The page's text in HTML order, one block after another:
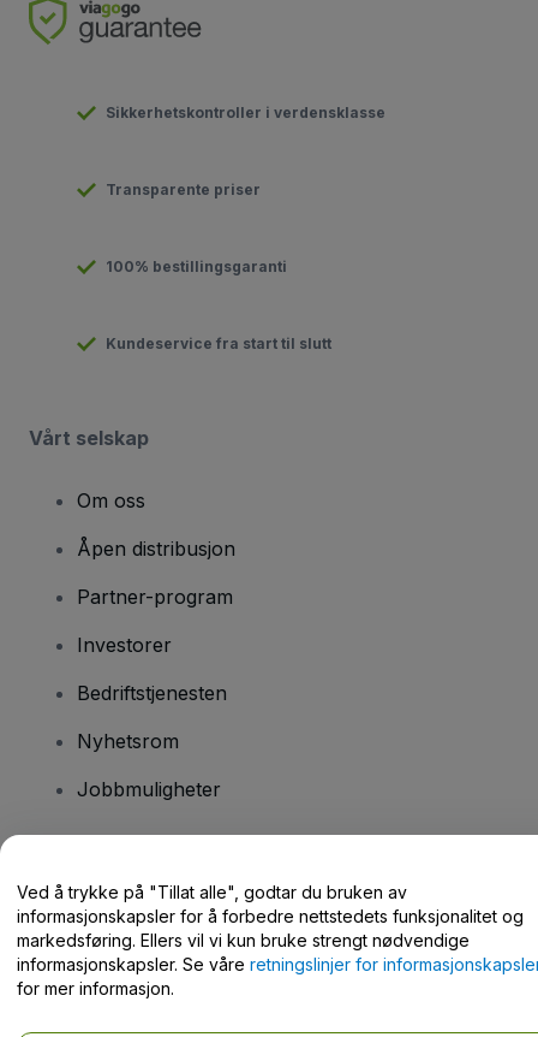
Sikkerhetskontroller i verdensklasse
Transparente priser
100% bestillingsgaranti
Kundeservice fra start til slutt
Vårt selskap
Om oss
Åpen distribusjon
Partner-program
Investorer
Bedriftstjenesten
Nyhetsrom
Jobbmuligheter
Hjelpesenter / kontakt oss
Ved å trykke på "Tillat alle", godtar du bruken av
informasjonskapsler for å forbedre nettstedets funksjonalitet og
markedsføring. Ellers vil vi kun bruke strengt nødvendige
informasjonskapsler. Se våre retningslinjer for
for mer informasjon.